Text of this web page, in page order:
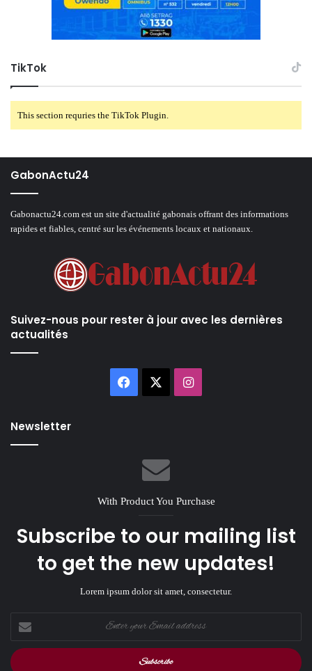
TikTok
This section requries the TikTok Plugin.
GabonActu24
Gabonactu24.com est un site d'actualité gabonais offrant des informations
rapides et fiables, centré sur les événements locaux et nationaux.
Suivez-nous pour rester à jour avec les dernières
actualités
Facebook Instagram
Newsletter
With Product You Purchase
Subscribe to our mailing list
to get the new updates!
Lorem ipsum dolor sit amet, consectetur.
your
Email
address